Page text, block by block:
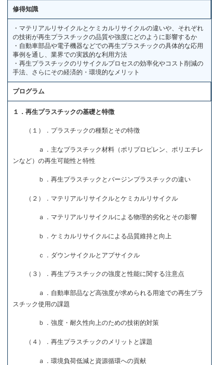
修得知識
・マテリアルリサイクルとケミカルリサイクルの違いや、それぞれ
の技術が再生プラスチックの品質や強度にどのように影響するか
・自動車部品や電子機器などでの再生プラスチックの具体的な応用
事例を通し、業界での実践的な利用方法
・再生プラスチックのリサイクルプロセスの効率化やコスト削減の
手法、さらにその経済的・環境的なメリット
プログラム
１．再生プラスチックの基礎と特徴
（１）．プラスチックの種類とその特徴
ａ．主なプラスチック材料（ポリプロピレン、ポリエチレ
ンなど）の再生可能性と特性
ｂ．再生プラスチックとバージンプラスチックの違い
（２）．マテリアルリサイクルとケミカルリサイクル
ａ．マテリアルリサイクルによる物理的劣化とその影響
ｂ．ケミカルリサイクルによる品質維持と向上
ｃ．ダウンサイクルとアプサイクル
（３）．再生プラスチックの強度と性能に関する注意点
ａ．自動車部品など高強度が求められる用途での再生プラ
スチック使用の課題
ｂ．強度・耐久性向上のための技術的対策
（４）．再生プラスチックのメリットと課題
ａ．環境負荷低減と資源循環への貢献